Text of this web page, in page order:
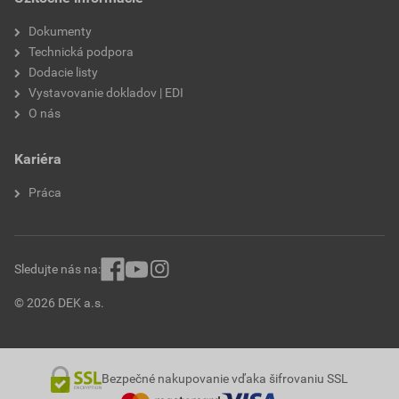
Dokumenty
Technická podpora
Dodacie listy
Vystavovanie dokladov | EDI
O nás
Kariéra
Práca
© 2026 DEK a.s.
Sledujte nás na:
Bezpečné nakupovanie vďaka šifrovaniu SSL